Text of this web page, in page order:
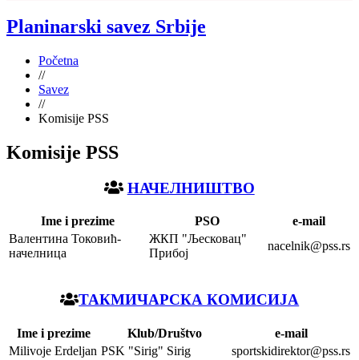
Planinarski savez Srbije
Početna
//
Savez
//
Komisije PSS
Komisije PSS
НАЧЕЛНИШТВО
Ime i prezime PSO
e-mail
Валентина Токовић-
начелница
ЖКП "Љесковац"
Прибој
nacelnik@pss.rs
TAКМИЧАРСКА КОМИСИЈА
Ime i prezime Klub/Društvo
e-mail
Milivoje Erdeljan PSK "Sirig" Sirig
sportskidirektor@pss.rs